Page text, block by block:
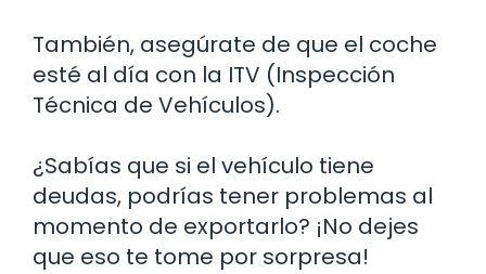
También, asegúrate de que el coche
esté al día con la ITV (Inspección
Técnica de Vehículos).
¿Sabías que si el vehículo tiene
deudas, podrías tener problemas al
momento de exportarlo? ¡No dejes
que eso te tome por sorpresa!